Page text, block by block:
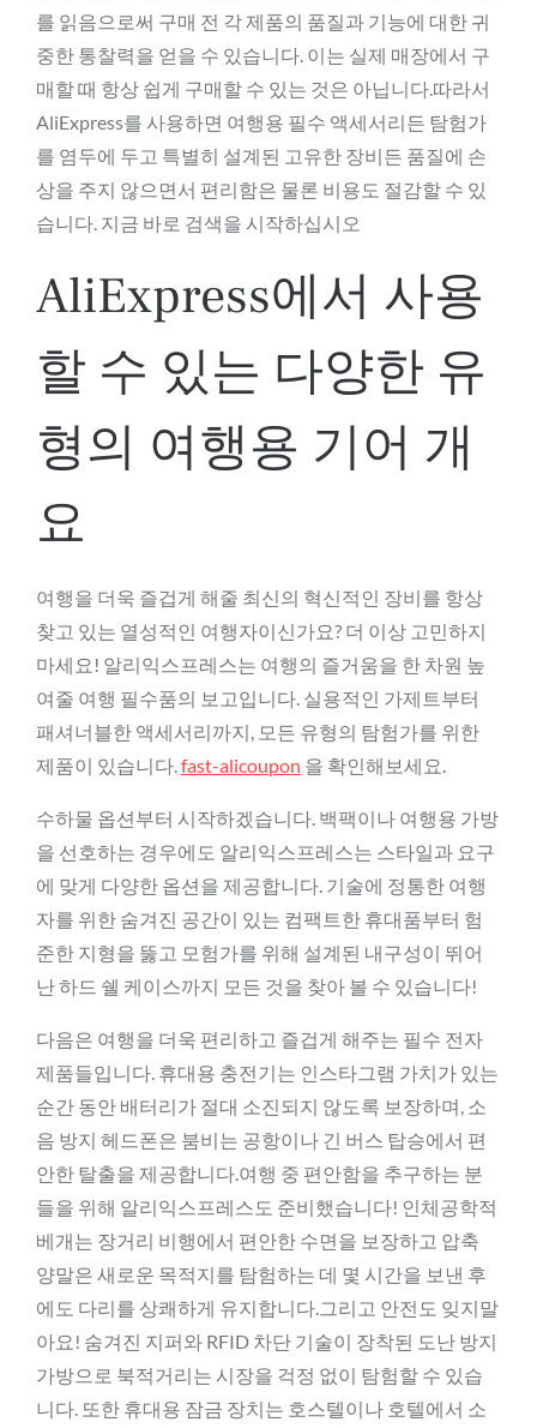
를 읽음으로써 구매 전 각 제품의 품질과 기능에 대한 귀
중한 통찰력을 얻을 수 있습니다. 이는 실제 매장에서 구
매할 때 항상 쉽게 구매할 수 있는 것은 아닙니다.따라서
AliExpress를 사용하면 여행용 필수 액세서리든 탐험가
를 염두에 두고 특별히 설계된 고유한 장비든 품질에 손
상을 주지 않으면서 편리함은 물론 비용도 절감할 수 있
습니다. 지금 바로 검색을 시작하십시오
AliExpress에서 사용
할 수 있는 다양한 유
형의 여행용 기어 개
요
여행을 더욱 즐겁게 해줄 최신의 혁신적인 장비를 항상
찾고 있는 열성적인 여행자이신가요? 더 이상 고민하지
마세요! 알리익스프레스는 여행의 즐거움을 한 차원 높
여줄 여행 필수품의 보고입니다. 실용적인 가제트부터
패셔너블한 액세서리까지, 모든 유형의 탐험가를 위한
제품이 있습니다.fast-alicoupon 을 확인해보세요.
수하물 옵션부터 시작하겠습니다. 백팩이나 여행용 가방
을 선호하는 경우에도 알리익스프레스는 스타일과 요구
에 맞게 다양한 옵션을 제공합니다. 기술에 정통한 여행
자를 위한 숨겨진 공간이 있는 컴팩트한 휴대품부터 험
준한 지형을 뚫고 모험가를 위해 설계된 내구성이 뛰어
난 하드 쉘 케이스까지 모든 것을 찾아 볼 수 있습니다!
다음은 여행을 더욱 편리하고 즐겁게 해주는 필수 전자
제품들입니다. 휴대용 충전기는 인스타그램 가치가 있는
순간 동안 배터리가 절대 소진되지 않도록 보장하며, 소
음 방지 헤드폰은 붐비는 공항이나 긴 버스 탑승에서 편
안한 탈출을 제공합니다.여행 중 편안함을 추구하는 분
들을 위해 알리익스프레스도 준비했습니다! 인체공학적
베개는 장거리 비행에서 편안한 수면을 보장하고 압축
양말은 새로운 목적지를 탐험하는 데 몇 시간을 보낸 후
에도 다리를 상쾌하게 유지합니다.그리고 안전도 잊지말
아요! 숨겨진 지퍼와 RFID 차단 기술이 장착된 도난 방지
가방으로 북적거리는 시장을 걱정 없이 탐험할 수 있습
니다. 또한 휴대용 잠금 장치는 호스텔이나 호텔에서 소